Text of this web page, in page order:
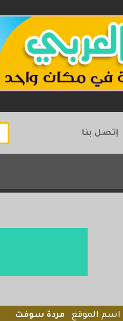
إتصل بنا
اسم الموقع مردة سوفت